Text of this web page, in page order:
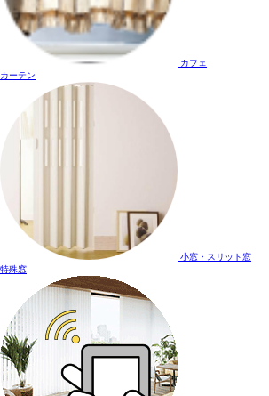
カフェ
カーテン
小窓・スリット窓
特殊窓